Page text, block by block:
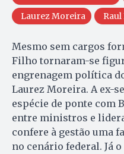
Laurez Moreira
Raul
Mesmo sem cargos
Filho tornaram-se
engrenagem política
Laurez Moreira. A ex-
espécie de ponte com
entre ministros e
confere à gestão uma
no cenário federal. Já